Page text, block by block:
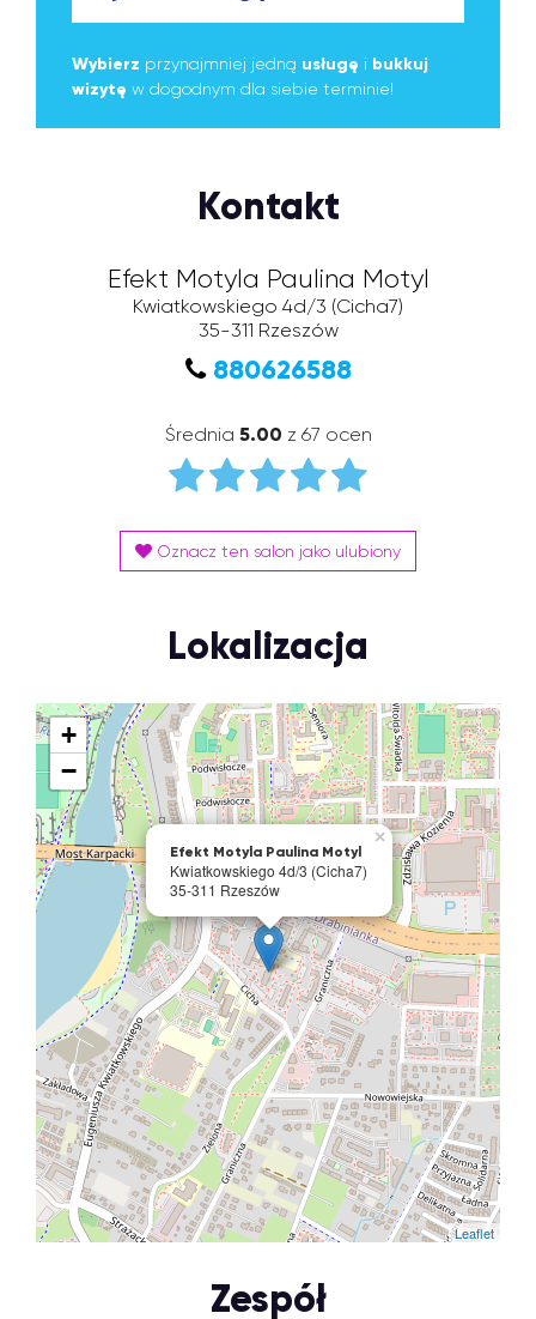
Wybierz przynajmniej jedną usługę i bukkuj
wizytę w dogodnym dla siebie terminie!
Kontakt
Efekt Motyla Paulina Motyl
Kwiatkowskiego 4d/3 (Cicha7)
35-311 Rzeszów
880626588
Średnia 5.00 z 67 ocen
Oznacz ten salon jako ulubiony
Lokalizacja
Efekt Motyla Paulina Motyl
Kwiatkowskiego 4d/3 (Cicha7)
35-311 Rzeszów
×
+
−
Leaflet
Zespół